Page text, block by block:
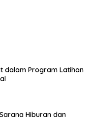
dalam Program Latihan
Hiburan dan